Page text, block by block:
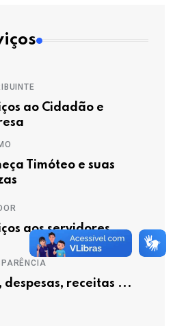
ao Cidadão e
Timóteo e suas
aos servidores
despesas, receitas ...